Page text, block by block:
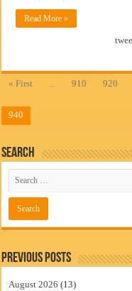
Read More »
« First 910 920
940
Search
Previous Posts
August 2026 (13)